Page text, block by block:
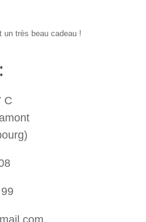
un très beau cadeau !
C